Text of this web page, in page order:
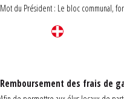
Mot du Président : Le bloc communal,
Remboursement des frais de